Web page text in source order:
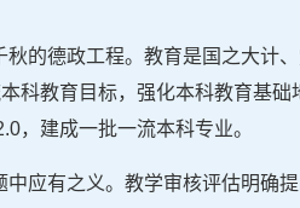
的德政工程。教育是国之大计
科教育目标，强化本科教育基础
，建成一批一流本科专业。
应有之义。教学审核评估明确